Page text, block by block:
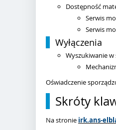
Dostępność
Serwis
Serwis
Wyłączenia
Wyszukiwanie w
Oświadczenie
Skróty
Na stronie irk.ans-